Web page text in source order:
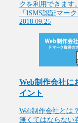
クを利用できます
「ISMS認証マー
2018.09.25
Web制作会社に
イント
Web制作会社とは
無くてはならない